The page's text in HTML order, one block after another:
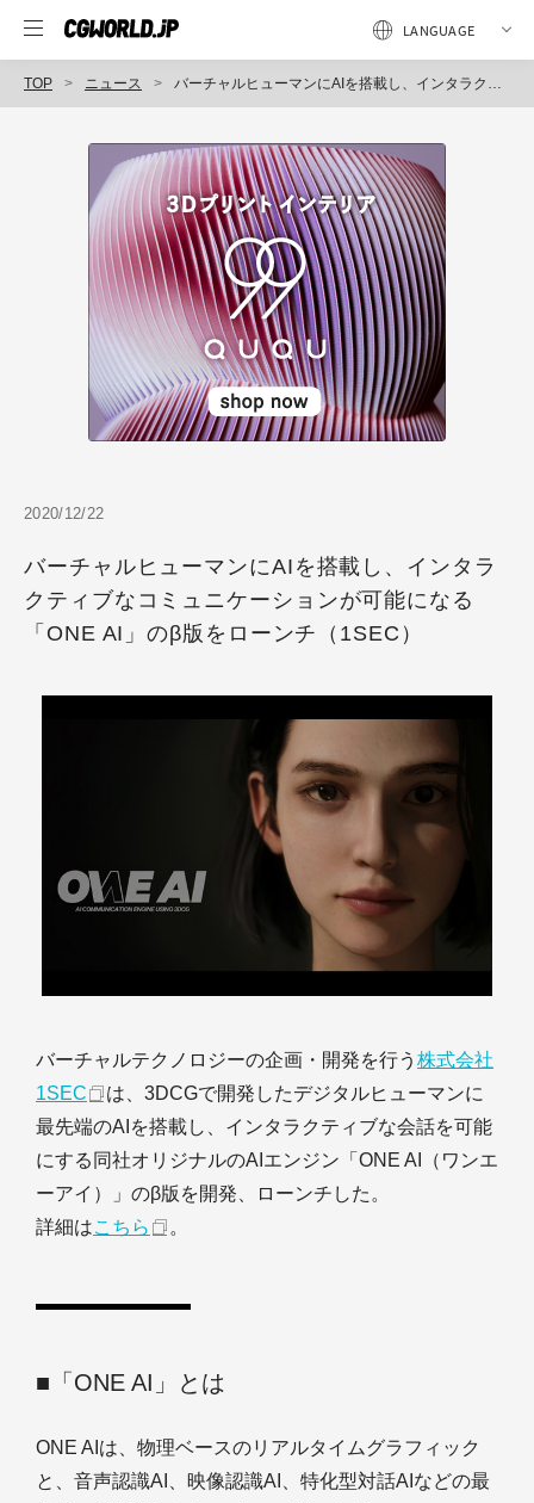
TOP ニュース バーチャルヒューマンにAIを搭載し、インタラクティブなコミュニケーションが可能になる「ONE AI」のβ版をローンチ（1SEC）
2020/12/22
バーチャルヒューマンにAIを搭載し、インタラ
クティブなコミュニケーションが可能になる
「ONE AI」のβ版をローンチ（1SEC）
バーチャルテクノロジーの企画・開発を行う 株式会社
1SEC
は、3DCGで開発したデジタルヒューマンに
最先端のAIを搭載し、インタラクティブな会話を可能
にする同社オリジナルのAIエンジン「ONE AI（ワンエ
ーアイ）」のβ版を開発、ローンチした。
詳細はこちら 。
■「ONE AI」とは
ONE AIは、物理ベースのリアルタイムグラフィック
と、音声認識AI、映像認識AI、特化型対話AIなどの最